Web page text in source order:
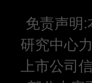
免责声明
研究中心
上市公司